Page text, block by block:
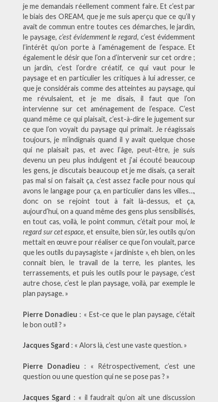
je me demandais réellement comment faire. Et c’est par
le biais des OREAM, que je me suis aperçu que ce qu’il y
avait de commun entre toutes ces démarches, le jardin,
le paysage, c’est évidemment le regard, c’est évidemment
l’intérêt qu’on porte à l’aménagement de l’espace. Et
également le désir que l’on a d’intervenir sur cet ordre ;
un jardin, c’est l’ordre créatif, ce qui vaut pour le
paysage et en particulier les critiques à lui adresser, ce
que je considérais comme des atteintes au paysage, qui
me révulsaient, et je me disais, il faut que l’on
intervienne sur cet aménagement de l’espace. C’est
quand même ce qui plaisait, c’est-à-dire le jugement sur
ce que l’on voyait du paysage qui primait. Je réagissais
toujours, je m’indignais quand il y avait quelque chose
qui ne plaisait pas, et avec l’âge, peut-être, je suis
devenu un peu plus indulgent et j’ai écouté beaucoup
les gens, je discutais beaucoup et je me disais, ça serait
pas mal si on faisait ça, c’est assez facile pour nous qui
avons le langage pour ça, en particulier dans les villes…,
donc on se rejoint tout à fait là-dessus, et ça,
aujourd’hui, on a quand même des gens plus sensibilisés,
en tout cas, voilà, le point commun, c’était pour moi,le
regard sur cet espace, et ensuite, bien sûr, les outils qu’on
mettait en œuvre pour réaliser ce que l’on voulait, parce
que les outils du paysagiste « jardiniste », eh bien, on les
connait bien, le travail de la terre, les plantes, les
terrassements, et puis les outils pour le paysage, c’est
autre chose, c’est le plan paysage, voilà, par exemple le
plan paysage. »
Pierre Donadieu : « Est-ce que le plan paysage, c’était
le bon outil ? »
Jacques Sgard : « Alors là, c’est une vaste question. »
Pierre Donadieu : « Rétrospectivement, c’est une
question ou une question qui ne se pose pas ? »
Jacques Sgard : « il faudrait qu’on ait une discussion